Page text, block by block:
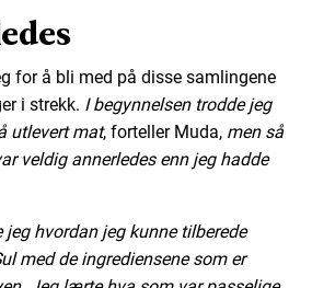
for å bli med på disse samlingene
i strekk. I begynnelsen trodde jeg
utlevert mat, forteller Muda, men så
veldig annerledes enn jeg hadde
hvordan jeg kunne tilberede
med de ingrediensene som er